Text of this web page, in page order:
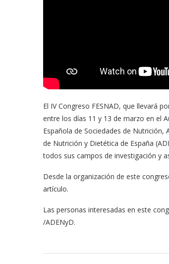
El IV Congreso FESNAD, que llevará
entre los días 11 y 13 de marzo en el
Española de Sociedades de Nutrición,
de Nutrición y Dietética de España
todos sus campos de investigación y
Desde la organización de este
artículo.
Las personas interesadas en este
/ADENyD.